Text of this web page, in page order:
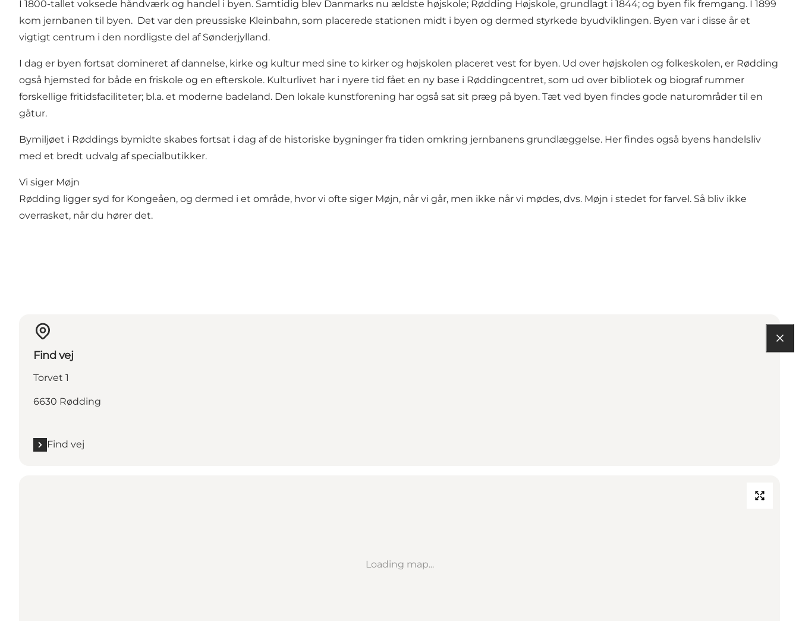
I 1800-tallet voksede håndværk og handel i byen. Samtidig blev Danmarks nu ældste højskole; Rødding Højskole, grundlagt i 1844; og byen fik fremgang. I 1899
kom jernbanen til byen. Det var den preussiske Kleinbahn, som placerede stationen midt i byen og dermed styrkede byudviklingen. Byen var i disse år et
vigtigt centrum i den nordligste del af Sønderjylland.
I dag er byen fortsat domineret af dannelse, kirke og kultur med sine to kirker og højskolen placeret vest for byen. Ud over højskolen og folkeskolen, er Rødding
også hjemsted for både en friskole og en efterskole. Kulturlivet har i nyere tid fået en ny base i Røddingcentret, som ud over bibliotek og biograf rummer
forskellige fritidsfaciliteter; bl.a. et moderne badeland. Den lokale kunstforening har også sat sit præg på byen. Tæt ved byen findes gode naturområder til en
gåtur.
Bymiljøet i Røddings bymidte skabes fortsat i dag af de historiske bygninger fra tiden omkring jernbanens grundlæggelse. Her findes også byens handelsliv
med et bredt udvalg af specialbutikker.
Vi siger Møjn
Rødding ligger syd for Kongeåen, og dermed i et område, hvor vi ofte siger Møjn, når vi går, men ikke når vi mødes, dvs. Møjn i stedet for farvel. Så bliv ikke
overrasket, når du hører det.
Find vej
Torvet 1
6630 Rødding
Find vej
Loading map...